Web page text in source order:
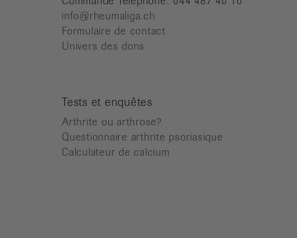
info@rheumaliga.ch
Formulaire de contact
Univers des dons
Tests et enquêtes
Arthrite ou arthrose?
Questionnaire arthrite psoriasique
Calculateur de calcium